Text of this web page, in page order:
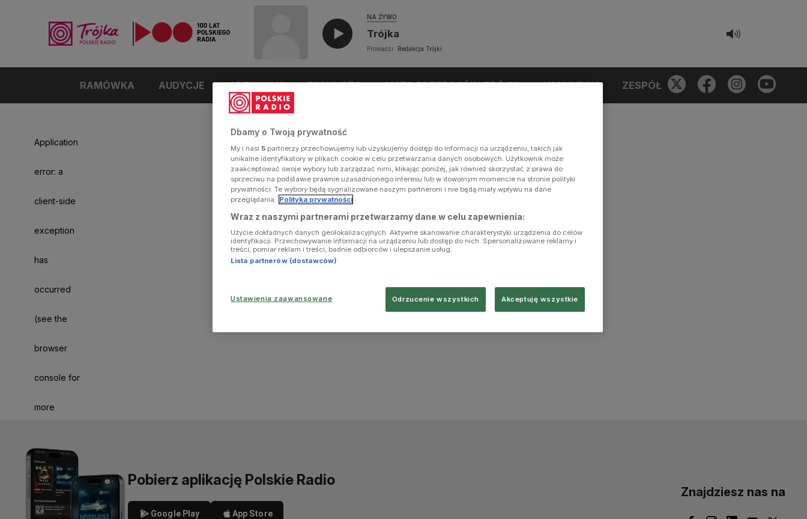
NA ŻYWO
Trójka
Prowadzi: Redakcja Trójki
RAMÓWKA AUDYCJE ARTYKUŁY PLAYLISTA LISTA PRZEBOJÓW TRÓJKI KONKURSY ZESPÓŁ
Application
error: a
client-side
exception
has
occurred
(see the
browser
console for
more
Pobierz aplikację Polskie Radio
Google Play App Store
Znajdziesz nas na
Dbamy o Twoją prywatność
My i nasi 5 partnerzy przechowujemy lub uzyskujemy dostęp do informacji na urządzeniu, takich jak
unikalne identyfikatory w plikach cookie w celu przetwarzania danych osobowych. Użytkownik może
zaakceptować swoje wybory lub zarządzać nimi, klikając poniżej, jak również skorzystać z prawa do
sprzeciwu na podstawie prawnie uzasadnionego interesu lub w dowolnym momencie na stronie polityki
prywatności. Te wybory będą sygnalizowane naszym partnerom i nie będą miały wpływu na dane
przeglądania. Polityka prywatności
Wraz z naszymi partnerami przetwarzamy dane w celu zapewnienia:
Użycie dokładnych danych geolokalizacyjnych. Aktywne skanowanie charakterystyki urządzenia do celów
identyfikacji. Przechowywanie informacji na urządzeniu lub dostęp do nich. Spersonalizowane reklamy i
treści, pomiar reklam i treści, badnie odbiorców i ulepszanie usług.
Lista partnerów (dostawców)
Ustawienia zaawansowane Odrzucenie wszystkich Akceptuję wszystkie